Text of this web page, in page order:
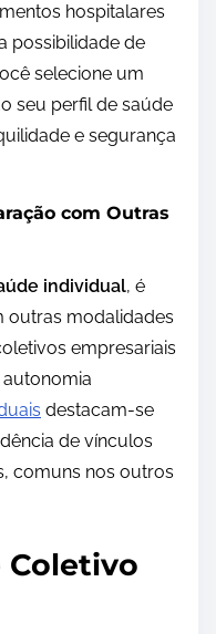
hospitalares
possibilidade de
selecione um
seu perfil de saúde
e segurança
com Outras
individual, é
modalidades
empresariais
autonomia
destacam-se
de vínculos
comuns nos outros
Coletivo